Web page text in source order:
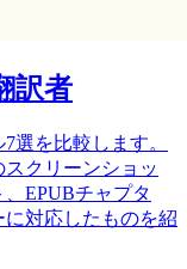
訳者
選を比較します。
クリーンショッ
EPUBチャプタ
対応したものを紹